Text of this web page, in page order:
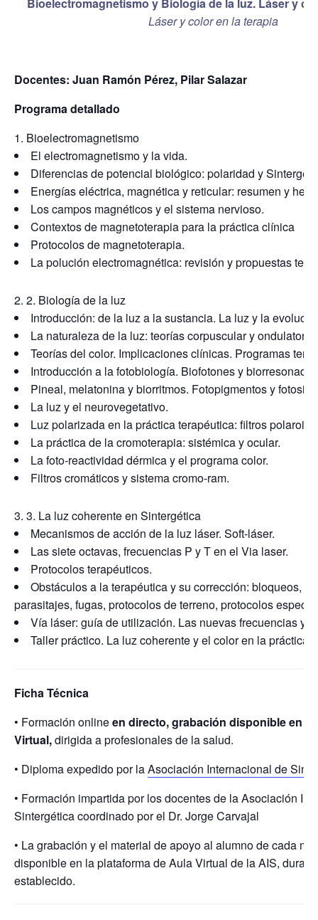
Láser y color en la terapia
Docentes: Juan Ramón Pérez, Pilar Salazar
Programa detallado
Bioelectromagnetismo
El electromagnetismo y la vida.
Diferencias de potencial biológico: polaridad y
Energías eléctrica, magnética y reticular: resumen y
Los campos magnéticos y el sistema nervioso.
Contextos de magnetoterapia para la práctica clínica
Protocolos de magnetoterapia.
La polución electromagnética: revisión y propuestas
2. Biología de la luz
Introducción: de la luz a la sustancia. La luz y la
La naturaleza de la luz: teorías corpuscular y ondulatoria.
Teorías del color. Implicaciones clínicas. Programas
Introducción a la fotobiología. Biofotones y
Pineal, melatonina y biorritmos. Fotopigmentos y
La luz y el neurovegetativo.
Luz polarizada en la práctica terapéutica: filtros
La práctica de la cromoterapia: sistémica y ocular.
La foto-reactividad dérmica y el programa color.
Filtros cromáticos y sistema cromo-ram.
3. La luz coherente en Sintergética
Mecanismos de acción de la luz láser. Soft-láser.
Las siete octavas, frecuencias P y T en el Via laser.
Protocolos terapéuticos.
Obstáculos a la terapéutica y su corrección: bloqueos,
parasitajes, fugas, protocolos de terreno, protocolos
Vía láser: guía de utilización. Las nuevas frecuencias y
Taller práctico. La luz coherente y el color en la práctica
Ficha Técnica
• Formación onlineen directo, grabación disponible en el
Virtual,dirigida a profesionales de la salud.
• Diploma expedido por laAsociación Internacional de
• Formación impartida por los docentes de la Asociación
Sintergética coordinado por el Dr. Jorge Carvajal
• La grabación y el material de apoyo al alumno de cada
disponible en la plataforma de Aula Virtual de la AIS,
establecido.